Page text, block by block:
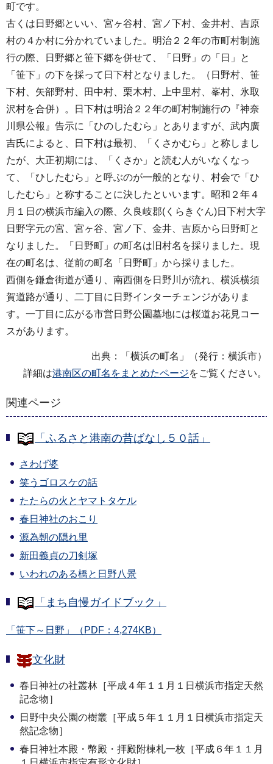
町です。
古くは日野郷といい、宮ヶ谷村、宮ノ下村、金井村、吉原
村の４か村に分かれていました。明治２２年の市町村制施
行の際、日野郷と笹下郷を併せて、「日野」の「日」と
「笹下」の下を採って日下村となりました。（日野村、笹
下村、矢部野村、田中村、栗木村、上中里村、峯村、氷取
沢村を合併）。日下村は明治２２年の町村制施行の『神奈
川県公報』告示に「ひのしたむら」とありますが、武内廣
吉氏によると、日下村は最初、「くさかむら」と称しまし
たが、大正初期には、「くさか」と読む人がいなくなっ
て、「ひしたむら」と呼ぶのが一般的となり、村会で「ひ
したむら」と称することに決したといいます。昭和２年４
月１日の横浜市編入の際、久良岐郡(くらきぐん)日下村大字
日野字元の宮、宮ヶ谷、宮ノ下、金井、吉原から日野町と
なりました。「日野町」の町名は旧村名を採りました。現
在の町名は、従前の町名「日野町」から採りました。
西側を鎌倉街道が通り、南西側を日野川が流れ、横浜横須
賀道路が通り、二丁目に日野インターチェンジがありま
す。一丁目に広がる市営日野公園墓地には桜道お花見コー
スがあります。
出典：「横浜の町名」（発行：横浜市）
詳細は港南区の町名をまとめたページをご覧ください。
関連ページ
「ふるさと港南の昔ばなし５０話」
さわげ婆
笑うゴロスケの話
たたらの火とヤマトタケル
春日神社のおこり
源為朝の隠れ里
新田義貞の刀剣塚
いわれのある橋と日野八景
「まち自慢ガイドブック」
「笹下～日野」（PDF：4,274KB）
文化財
春日神社の社叢林［平成４年１１月１日横浜市指定天然
記念物］
日野中央公園の樹叢［平成５年１１月１日横浜市指定天
然記念物］
春日神社本殿・幣殿・拝殿附棟札一枚［平成６年１１月